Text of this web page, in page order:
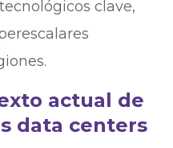
clave,
actual de
data centers